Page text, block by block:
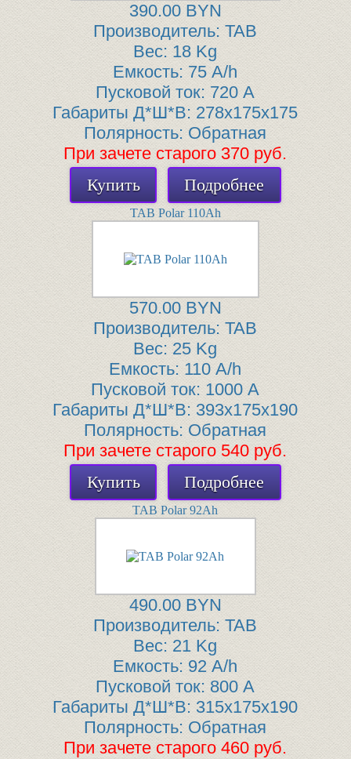
390.00 BYN
Производитель:TAB
Вес:18 Kg
Емкость: 75 A/h
Пусковой ток: 720 A
Габариты Д*Ш*В: 278x175x175
Полярность: Обратная
При зачете старого 370 руб.
Купить
Подробнее
TAB Polar 110Ah
570.00 BYN
Производитель:TAB
Вес: 25 Kg
Емкость: 110 A/h
Пусковой ток: 1000 A
Габариты Д*Ш*В: 393x175x190
Полярность: Обратная
При зачете старого 540 руб.
Купить
Подробнее
TAB Polar 92Ah
490.00 BYN
Производитель:TAB
Вес: 21 Kg
Емкость: 92 A/h
Пусковой ток: 800 A
Габариты Д*Ш*В: 315x175x190
Полярность: Обратная
При зачете старого 460 руб.